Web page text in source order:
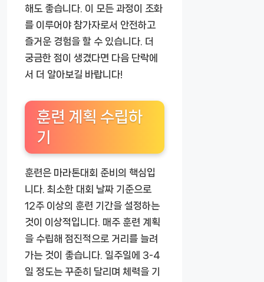
해도 좋습니다. 이 모든 과정이 조화
를 이루어야 참가자로서 안전하고
즐거운 경험을 할 수 있습니다. 더
궁금한 점이 생겼다면 다음 단락에
서 더 알아보길 바랍니다!
훈련 계획 수립하
기
훈련은 마라톤대회 준비의 핵심입
니다. 최소한 대회 날짜 기준으로
12주 이상의 훈련 기간을 설정하는
것이 이상적입니다. 매주 훈련 계획
을 수립해 점진적으로 거리를 늘려
가는 것이 좋습니다. 일주일에 3-4
일 정도는 꾸준히 달리며 체력을 기